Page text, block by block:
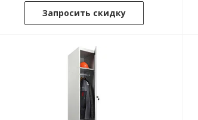
Запросить скидку